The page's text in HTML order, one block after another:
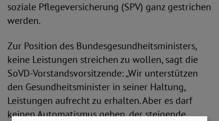
soziale Pflegeversicherung (SPV) ganz gestrichen
werden.
Zur Position des Bundesgesundheitsministers,
keine Leistungen streichen zu wollen, sagt die
SoVD-Vorstandsvorsitzende: „Wir unterstützen
den Gesundheitsminister in seiner Haltung,
Leistungen aufrecht zu erhalten. Aber es darf
keinen Automatismus geben, der steigende